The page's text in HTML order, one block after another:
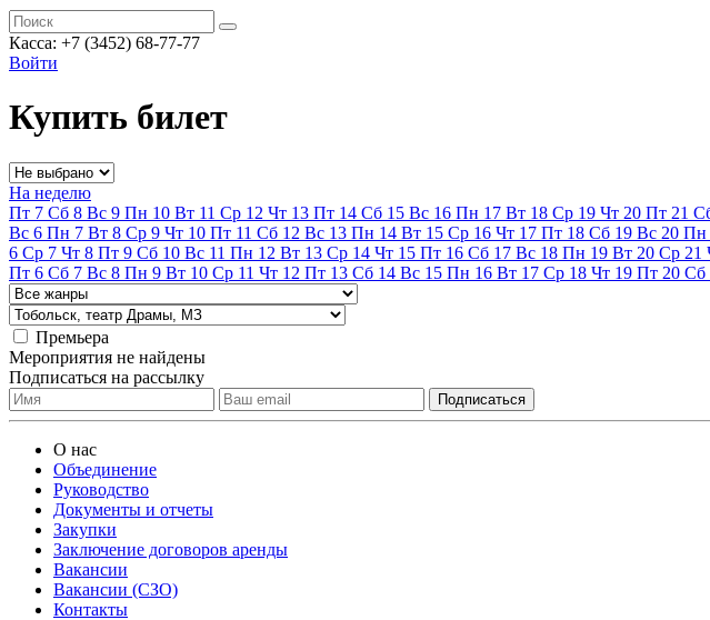
Касса: +7 (3452) 68-77-77
Войти
Купить билет
На неделю
Пт 7 Сб 8 Вс 9 Пн 10 Вт 11 Ср 12 Чт 13 Пт 14 Сб 15 Вс 16 Пн 17 Вт 18 Ср 19 Чт 20 Пт 21
Вс 6 Пн 7 Вт 8 Ср 9 Чт 10 Пт 11 Сб 12 Вс 13 Пн 14 Вт 15 Ср 16 Чт 17 Пт 18 Сб 19 Вс 20 Пн
6 Ср 7 Чт 8 Пт 9 Сб 10 Вс 11 Пн 12 Вт 13 Ср 14 Чт 15 Пт 16 Сб 17 Вс 18 Пн 19 Вт 20 Ср 21
Пт 6 Сб 7 Вс 8 Пн 9 Вт 10 Ср 11 Чт 12 Пт 13 Сб 14 Вс 15 Пн 16 Вт 17 Ср 18 Чт 19 Пт 20 Сб
Премьера
Мероприятия не найдены
Подписаться на рассылку
О нас
Объединение
Руководство
Документы и отчеты
Закупки
Заключение договоров аренды
Вакансии
Вакансии (СЗО)
Контакты